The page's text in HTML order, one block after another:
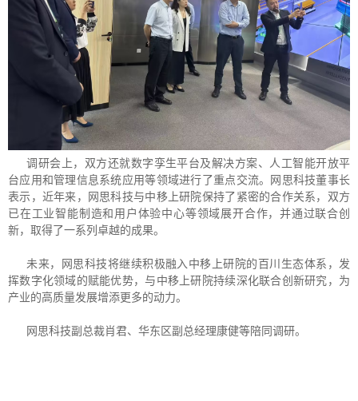
调研会上，双方还就数字孪生平台及解决方案、人工智能开放平
台应用和管理信息系统应用等领域进行了重点交流。网思科技董事长
表示，近年来，网思科技与中移上研院保持了紧密的合作关系，双方
已在工业智能制造和用户体验中心等领域展开合作，并通过联合创
新，取得了一系列卓越的成果。
未来，网思科技将继续积极融入中移上研院的百川生态体系，发
挥数字化领域的赋能优势，与中移上研院持续深化联合创新研究，为
产业的高质量发展增添更多的动力。
网思科技副总裁肖君、华东区副总经理康健等陪同调研。